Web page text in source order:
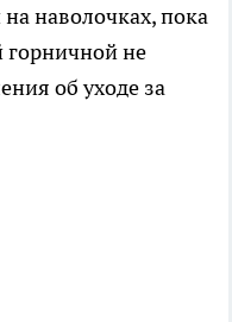
наволочках, пока
горничной не
об уходе за